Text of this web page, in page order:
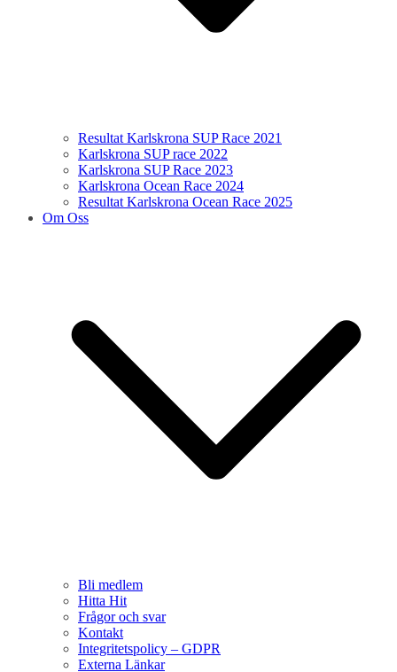
Resultat Karlskrona SUP Race 2021
Karlskrona SUP race 2022
Karlskrona SUP Race 2023
Karlskrona Ocean Race 2024
Resultat Karlskrona Ocean Race 2025
Om Oss
Bli medlem
Hitta Hit
Frågor och svar
Kontakt
Integritetspolicy – GDPR
Externa Länkar